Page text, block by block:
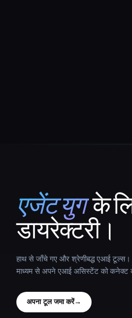
That AI Collection
एजेंट युग के
डायरेक्टरी।
हाथ से जाँचे गए और श्रेणीबद्ध एआई
माध्यम से अपने एआई असिस्टेंट को कनेक्ट
अपना टूल जमा करें→